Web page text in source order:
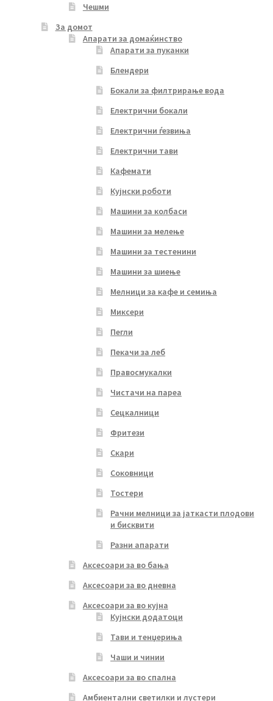
Чешми
За домот
Апарати за домаќинство
Апарати за пуканки
Блендери
Бокали за филтрирање вода
Електрични бокали
Електрични ѓезвиња
Електрични тави
Кафемати
Кујнски роботи
Машини за колбаси
Машини за мелење
Машини за тестенини
Машини за шиење
Мелници за кафе и семиња
Миксери
Пегли
Пекачи за леб
Правосмукалки
Чистачи на пареа
Сецкалници
Фритези
Скари
Соковници
Тостери
Рачни мелници за јаткасти плодови
и бисквити
Разни апарати
Аксесоари за во бања
Аксесоари за во дневна
Аксесоари за во кујна
Кујнски додатоци
Тави и тенџериња
Чаши и чинии
Аксесоари за во спална
Амбиентални светилки и лустери